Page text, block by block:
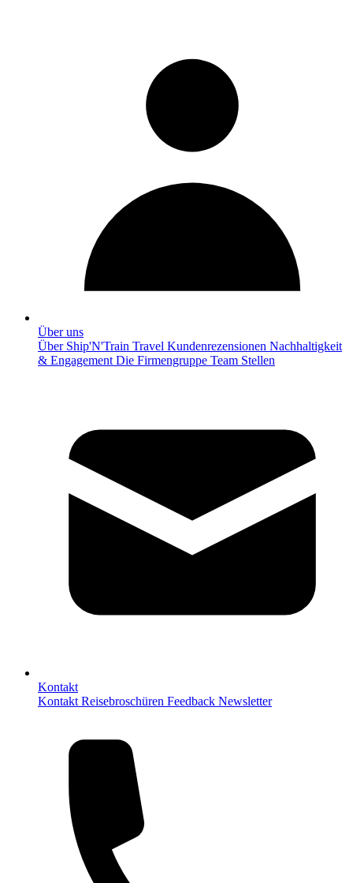
Über uns
Über Ship'N'Train Travel Kundenrezensionen Nachhaltigkeit
& Engagement Die Firmengruppe Team Stellen
Kontakt
Kontakt Reisebroschüren Feedback Newsletter